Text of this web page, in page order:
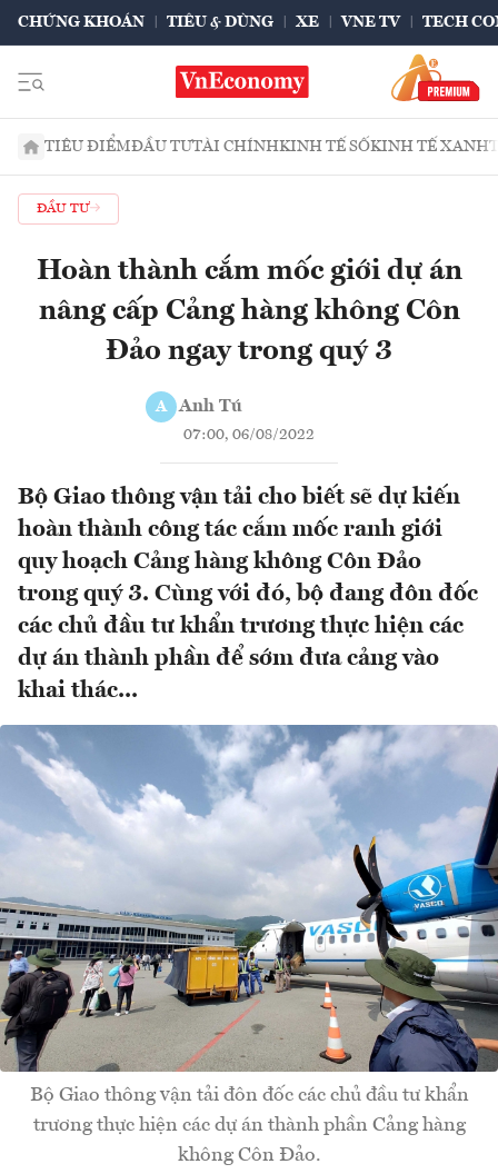
CHỨNG KHOÁN TIÊU & DÙNG XE VNE TV TECH
TIÊU ĐIỂMĐẦU TƯTÀI CHÍNHKINH TẾ SỐKINH TẾ XANH
ĐẦU TƯ
Hoàn thành cắm mốc giới dự án
nâng cấp Cảng hàng không Côn
Đảo ngay trong quý 3
A Anh Tú
07:00, 06/08/2022
Bộ Giao thông vận tải cho biết sẽ dự kiến
hoàn thành công tác cắm mốc ranh giới
quy hoạch Cảng hàng không Côn Đảo
trong quý 3. Cùng với đó, bộ đang đôn đốc
các chủ đầu tư khẩn trương thực hiện các
dự án thành phần để sớm đưa cảng vào
khai thác...
Bộ Giao thông vận tải đôn đốc các chủ đầu tư khẩn
trương thực hiện các dự án thành phần Cảng hàng
không Côn Đảo.